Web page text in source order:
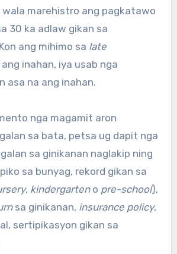
wala marehistro ang pagkatawo
30 ka adlaw gikan sa
ang mihimo sa late
inahan, iya usab nga
asa na ang inahan.
nga magamit aron
sa bata, petsa ug dapit nga
sa ginikanan naglakip ning
sa bunyag, rekord gikan sa
, kindergarteno pre-school),
sa ginikanan, insurance policy,
sertipikasyon gikan sa